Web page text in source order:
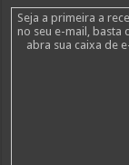
Seja a primeira a
no seu e-mail, basta
abra sua caixa de